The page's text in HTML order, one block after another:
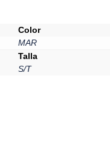
Color
MAR
Talla
S/T